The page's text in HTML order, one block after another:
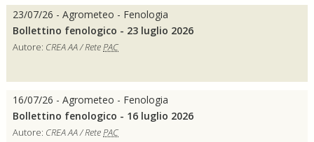
23/07/26 - Agrometeo - Fenologia
Bollettino fenologico - 23 luglio 2026
Autore: CREA AA / RetePAC
16/07/26 - Agrometeo - Fenologia
Bollettino fenologico - 16 luglio 2026
Autore: CREA AA / RetePAC